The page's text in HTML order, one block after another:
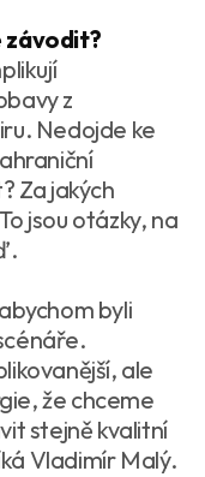
závodit?
z
Nedojde ke
Za jakých
jsou otázky, na
byli
ale
že chceme
stejně kvalitní
Vladimír Malý.